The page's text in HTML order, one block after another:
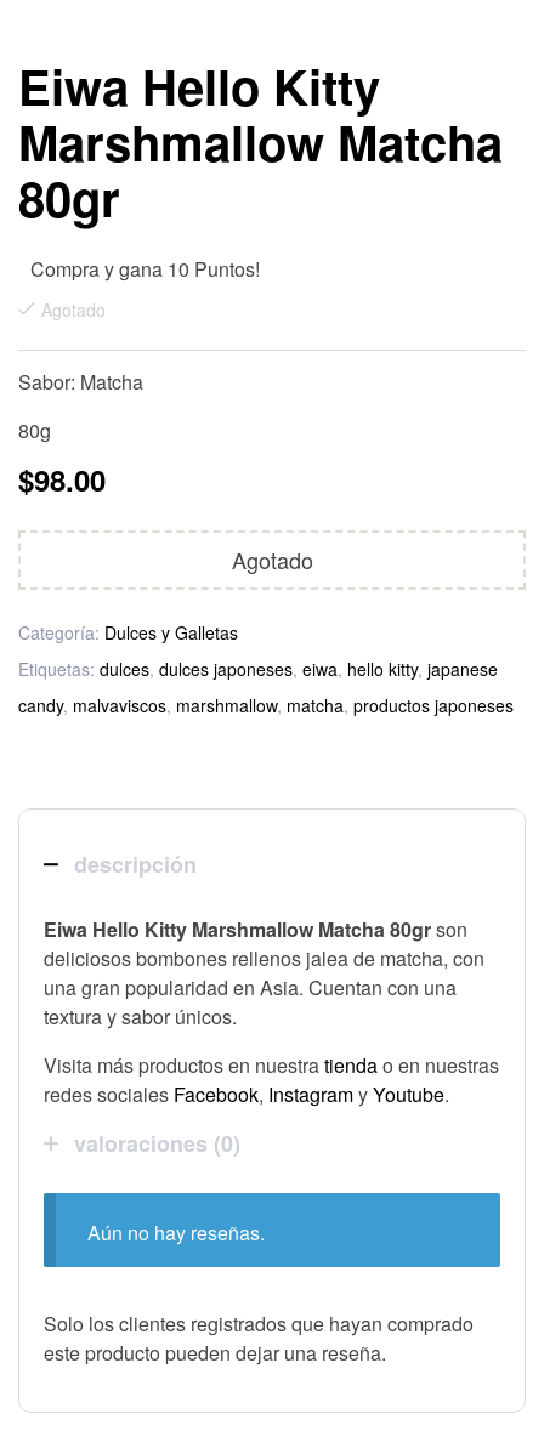
Eiwa Hello Kitty
Marshmallow Matcha
80gr
Compra y gana 10 Puntos!
Agotado
Sabor: Matcha
80g
$98.00
Agotado
Categoría: Dulces y Galletas
Etiquetas: dulces, dulces japoneses, eiwa, hello kitty, japanese
candy, malvaviscos, marshmallow, matcha, productos japoneses
descripción
Eiwa Hello Kitty Marshmallow Matcha 80grson
deliciosos bombones rellenos jalea de matcha, con
una gran popularidad en Asia. Cuentan con una
textura y sabor únicos.
Visita más productos en nuestratiendao en nuestras
redes sociales Facebook, InstagramyYoutube.
valoraciones (0)
Aún no hay reseñas.
Solo los clientes registrados que hayan comprado
este producto pueden dejar una reseña.